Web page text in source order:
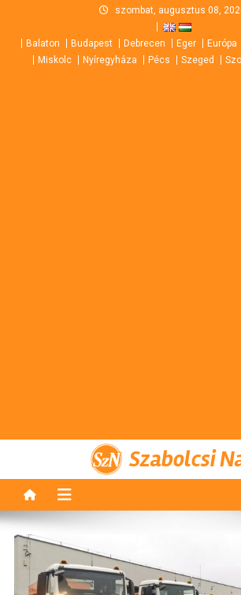
content
szombat, augusztus 08,
Balaton Budapest Debrecen Eger Európa
Miskolc
Nyíregyháza Pécs Szeged
Szabolcsi